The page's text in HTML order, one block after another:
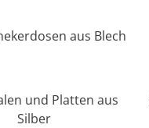
aus Blech
und Platten aus
Silber